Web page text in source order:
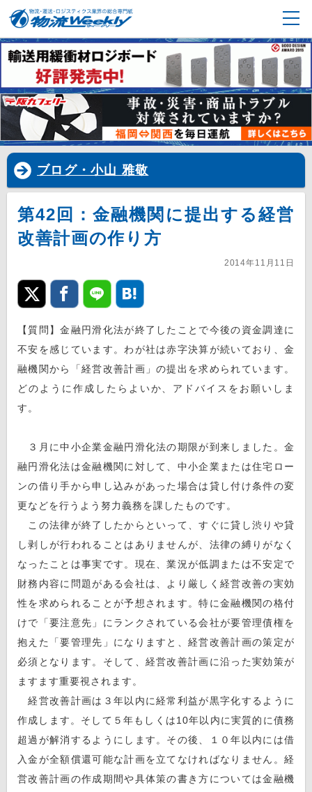
ブログ・小山 雅敬
第42回：金融機関に提出する経営
改善計画の作り方
2014年11月11日
【質問】金融円滑化法が終了したことで今後の資金調達に
不安を感じています。わが社は赤字決算が続いており、金
融機関から「経営改善計画」の提出を求められています。
どのように作成したらよいか、アドバイスをお願いしま
す。
３月に中小企業金融円滑化法の期限が到来しました。金
融円滑化法は金融機関に対して、中小企業または住宅ロー
ンの借り手から申し込みがあった場合は貸し付け条件の変
更などを行うよう努力義務を課したものです。
この法律が終了したからといって、すぐに貸し渋りや貸
し剥しが行われることはありませんが、法律の縛りがなく
なったことは事実です。現在、業況が低調または不安定で
財務内容に問題がある会社は、より厳しく経営改善の実効
性を求められることが予想されます。特に金融機関の格付
けで「要注意先」にランクされている会社が要管理債権を
抱えた「要管理先」になりますと、経営改善計画の策定が
必須となります。そして、経営改善計画に沿った実効策が
ますます重要視されます。
経営改善計画は３年以内に経常利益が黒字化するように
作成します。そして５年もしくは10年以内に実質的に債務
超過が解消するようにします。その後、１０年以内には借
入金が全額償還可能な計画を立てなければなりません。経
営改善計画の作成期間や具体策の書き方については金融機